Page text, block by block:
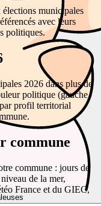
élections municipales
avec leurs
politiques.
2026 dans plus de
politique (gauche,
profil territorial
commune
commune : jours de
de la mer,
France et du GIEC,